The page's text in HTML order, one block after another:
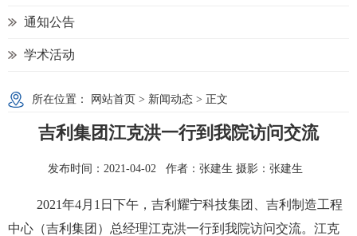
通知公告
学术活动
所在位置： 网站首页 > 新闻动态 > 正文
吉利集团江克洪一行到我院访问交流
发布时间：2021-04-02 作者：张建生 摄影：张建生
2021年4月 1 日下午， 吉利耀宁科技集团、吉利制造工程
中心 （吉利集团 ） 总经理江克洪一行到我院访问交流。江克